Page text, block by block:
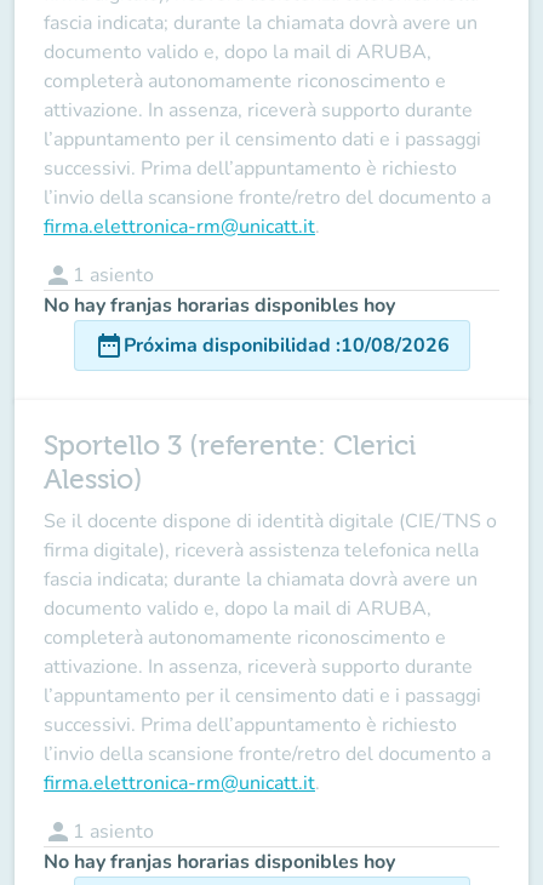
fascia indicata; durante la chiamata dovrà avere un
documento valido e, dopo la mail di ARUBA,
completerà autonomamente riconoscimento e
attivazione. In assenza, riceverà supporto durante
l’appuntamento per il censimento dati e i passaggi
successivi. Prima dell’appuntamento è richiesto
l’invio della scansione fronte/retro del documento a
firma.elettronica-rm@unicatt.it.
person 1 asiento
No hay franjas horarias disponibles hoy
date_rangePróxima disponibilidad :10/08/2026
Sportello 3 (referente: Clerici
Alessio)
Se il docente dispone di identità digitale (CIE/TNS o
firma digitale), riceverà assistenza telefonica nella
fascia indicata; durante la chiamata dovrà avere un
documento valido e, dopo la mail di ARUBA,
completerà autonomamente riconoscimento e
attivazione. In assenza, riceverà supporto durante
l’appuntamento per il censimento dati e i passaggi
successivi. Prima dell’appuntamento è richiesto
l’invio della scansione fronte/retro del documento a
firma.elettronica-rm@unicatt.it.
person 1 asiento
No hay franjas horarias disponibles hoy